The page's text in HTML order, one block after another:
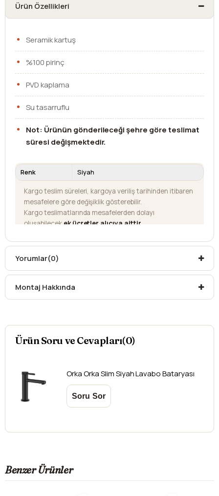
Ürün Özellikleri
Seramik kartuş
%100 pirinç
PVD kaplama
Su tasarruflu
Not: Ürünün gönderileceği şehre göre teslimat
süresi değişmektedir.
Renk Siyah
Kargo teslim süreleri, kargoya veriliş tarihinden itibaren
mesafelere göre değişiklik gösterebilir.
Kargo teslimatlarında mesafelerden dolayı
oluşabilecek ek ücretler alıcıya aittir
düşündüğünüz ürünler içinhasar tespit tutanağı
yazdırmanız gerekmektedir.
yapılamamaktadır.
Yorumlar(0)
Montaj Hakkında
Ürün Soru ve Cevapları(0)
OrkaOrka Slim Siyah Lavabo Bataryası
Benzer Ürünler